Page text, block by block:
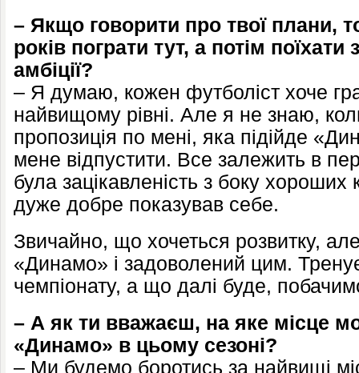
– Якщо говорити про твої плани,
років пограти тут, а потім
амбіції?
– Я думаю, кожен футболіст хоче
найвищому рівні. Але я не знаю,
пропозиція по мені, яка підійде
мене відпустити. Все залежить в
була зацікавленість з боку хороших
дуже добре показував себе.
Звичайно, що хочеться розвитку,
«Динамо» і задоволений цим.
чемпіонату, а що далі буде,
– А як ти вважаєш, на яке місце
«Динамо» в цьому сезоні?
– Ми будемо боротись за найвищі